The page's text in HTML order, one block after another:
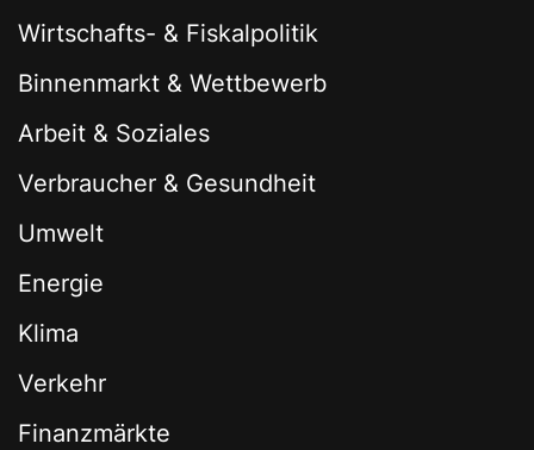
Wirtschafts- & Fiskalpolitik
Binnenmarkt & Wettbewerb
Arbeit & Soziales
Verbraucher & Gesundheit
Umwelt
Energie
Klima
Verkehr
Finanzmärkte